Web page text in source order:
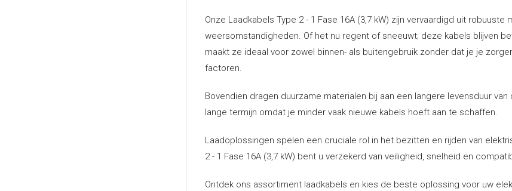
Onze Laadkabels Type 2 - 1 Fase 16A (3,7 kW) zijn vervaardigd uit
weersomstandigheden. Of het nu regent of sneeuwt; deze kabels blijven
maakt ze ideaal voor zowel binnen- als buitengebruik zonder dat je je
factoren.
Bovendien dragen duurzame materialen bij aan een langere levensduur
lange termijn omdat je minder vaak nieuwe kabels hoeft aan te schaffen.
Laadoplossingen spelen een cruciale rol in het bezitten en rijden van
2 - 1 Fase 16A (3,7 kW) bent u verzekerd van veiligheid, snelheid en
Ontdek ons assortiment laadkabels en kies de beste oplossing voor uw